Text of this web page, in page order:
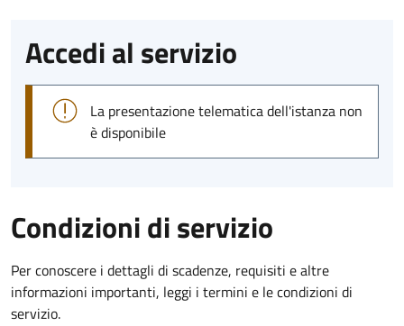
Accedi al servizio
La presentazione telematica dell'istanza non
è disponibile
Condizioni di servizio
Per conoscere i dettagli di scadenze, requisiti e altre
informazioni importanti, leggi i termini e le condizioni di
servizio.